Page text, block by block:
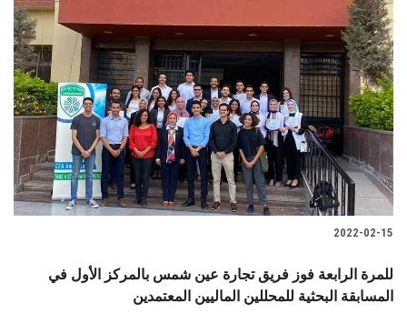
2022-02-15
للمرة الرابعة فوز فريق تجارة عين شمس بالمركز الأول في
المسابقة البحثية للمحللين الماليين المعتمدين